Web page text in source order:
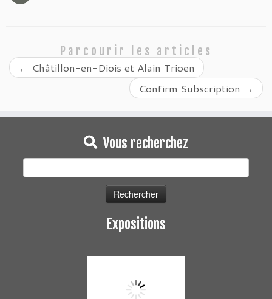
Parcourir les articles
← Châtillon-en-Diois et Alain Trioen
Confirm Subscription →
Vous recherchez
Rechercher :
Expositions